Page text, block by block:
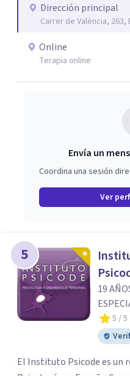
el trauma, la depresión y
como procesos de
respetuoso, humano y
Dirección principal
Carrer de València, 263,
Online
Terapia online
Envía un
Coordina una sesión
Ver
5
19
5 / 5
El Instituto Psicode es un